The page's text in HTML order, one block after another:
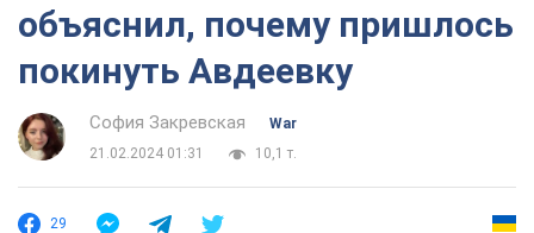
объяснил, почему пришлось
покинуть Авдеевку
София Закревская
War
21.02.2024 01:31
10,1 т.
29